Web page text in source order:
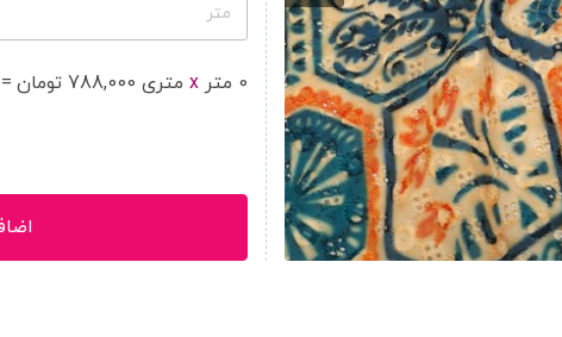
متر
0 متر x متری 788,000 تومان =